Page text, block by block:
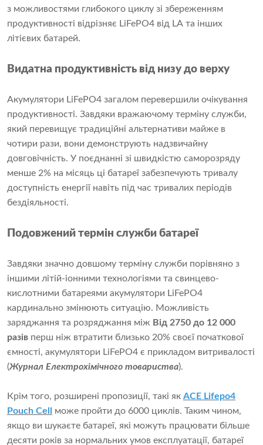
з можливостями глибокого циклу зі збереженням
продуктивності відрізняє LiFePO4 від LA та інших
літієвих батарей.
Видатна продуктивність від низу до верху
Акумулятори LiFePO4 загалом перевершили очікування
продуктивності. Завдяки вражаючому терміну служби,
який перевищує традиційні альтернативи майже в
чотири рази, вони демонструють надзвичайну
довговічність. У поєднанні зі швидкістю саморозряду
менше 2% на місяць ці батареї забезпечують тривалу
доступність енергії навіть під час тривалих періодів
бездіяльності.
Подовжений термін служби батареї
Завдяки значно довшому терміну служби порівняно з
іншими літій-іонними технологіями та свинцево-
кислотними батареями акумулятори LiFePO4
кардинально змінюють ситуацію. Можливість
заряджання та розряджання між Від 2750 до 12 000
разів перш ніж втратити близько 20% своєї початкової
ємності, акумулятори LiFePO4 є прикладом витривалості
(Журнал Електрохімічного товариства).
Крім того, розширені пропозиції, такі як ACE Lifepo4
Pouch Cel
може пройти до 6000 циклів. Таким чином,
якщо ви шукаєте батареї, які можуть працювати більше
десяти років за нормальних умов експлуатації, батареї